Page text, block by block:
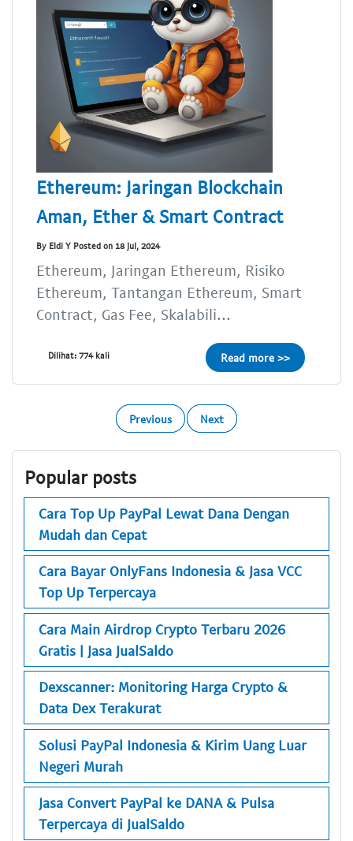
Ethereum: Jaringan Blockchain
Aman, Ether & Smart Contract
By Eldi Y Posted on 18 Jul, 2024
Ethereum, Jaringan Ethereum, Risiko
Ethereum, Tantangan Ethereum, Smart
Contract, Gas Fee, Skalabili...
Dilihat: 774 kali Read more >>
Previous Next
Popular posts
Cara Top Up PayPal Lewat Dana Dengan
Mudah dan Cepat
Cara Bayar OnlyFans Indonesia & Jasa VCC
Top Up Terpercaya
Cara Main Airdrop Crypto Terbaru 2026
Gratis | Jasa JualSaldo
Dexscanner: Monitoring Harga Crypto &
Data Dex Terakurat
Solusi PayPal Indonesia & Kirim Uang Luar
Negeri Murah
Jasa Convert PayPal ke DANA & Pulsa
Terpercaya di JualSaldo